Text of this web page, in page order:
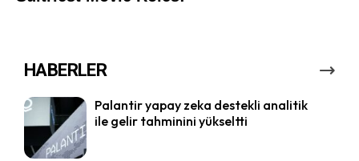
HABERLER
Palantir yapay zeka destekli analitik
ile gelir tahminini yükseltti